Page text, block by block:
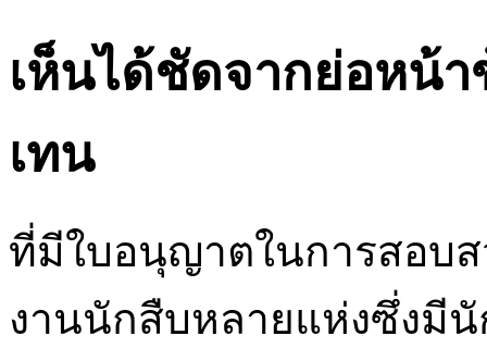
เห็นได้ชัดจากย่อหน้
เทน
ที่มีใบอนุญาตในการสอบ
งานนักสืบหลายแห่งซึ่งมี